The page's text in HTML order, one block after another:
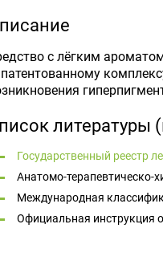
с лёгким
литературы
Государственный реестр
Анатомо-терапевтическо-
Международная
Официальная инструкция